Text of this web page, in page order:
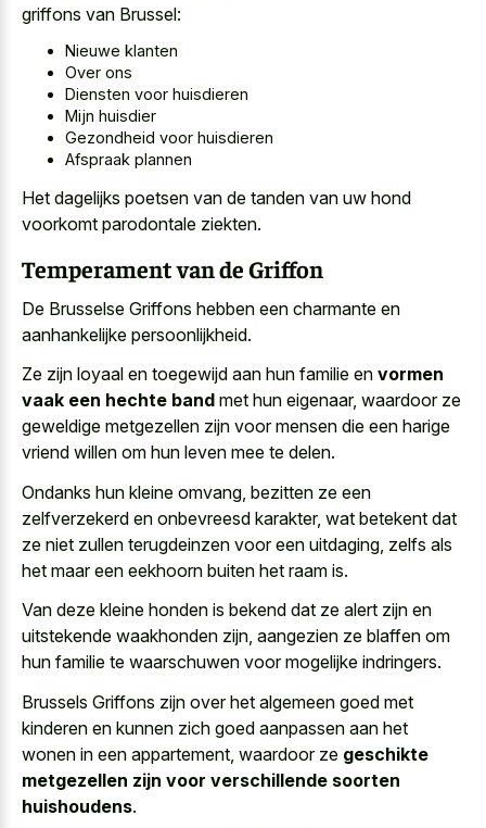
griffons van Brussel:
Nieuwe klanten
Over ons
Diensten voor huisdieren
Mijn huisdier
Gezondheid voor huisdieren
Afspraak plannen
Het dagelijks poetsen van de tanden van uw hond
voorkomt parodontale ziekten.
Temperament van de Griffon
De Brusselse Griffons hebben een charmante en
aanhankelijke persoonlijkheid.
Ze zijn loyaal en toegewijd aan hun familie en vormen
vaak een hechte band met hun eigenaar, waardoor ze
geweldige metgezellen zijn voor mensen die een harige
vriend willen om hun leven mee te delen.
Ondanks hun kleine omvang, bezitten ze een
zelfverzekerd en onbevreesd karakter, wat betekent dat
ze niet zullen terugdeinzen voor een uitdaging, zelfs als
het maar een eekhoorn buiten het raam is.
Van deze kleine honden is bekend dat ze alert zijn en
uitstekende waakhonden zijn, aangezien ze blaffen om
hun familie te waarschuwen voor mogelijke indringers.
Brussels Griffons zijn over het algemeen goed met
kinderen en kunnen zich goed aanpassen aan het
wonen in een appartement, waardoor ze geschikte
metgezellen zijn voor verschillende soorten
huishoudens.